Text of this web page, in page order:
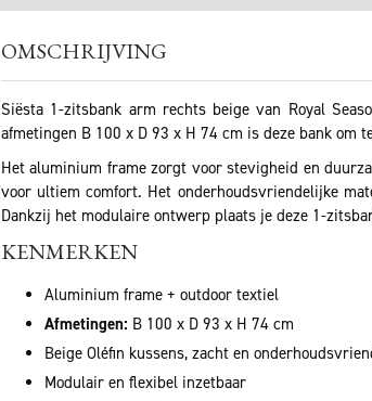
OMSCHRIJVING
Siësta 1-zitsbank arm rechts beige van Royal
afmetingen B 100 x D 93 x H 74 cm is deze bank om
Het aluminium frame zorgt voor stevigheid en
voor ultiem comfort. Het onderhoudsvriendelijke
Dankzij het modulaire ontwerp plaats je deze 1-
KENMERKEN
Aluminium frame + outdoor textiel
Afmetingen: B 100 x D 93 x H 74 cm
Beige Oléfin kussens, zacht en
Modulair en flexibel inzetbaar